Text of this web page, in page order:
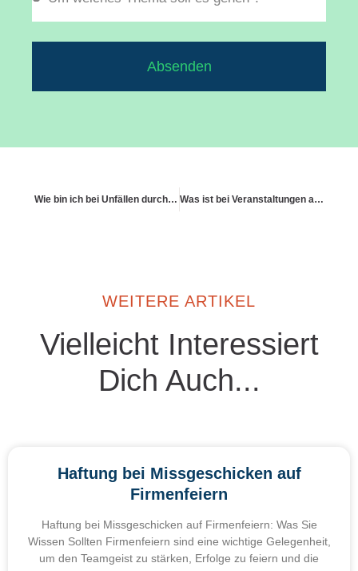
Absenden
Wie bin ich bei Unfällen durch ausgeliehene E-Roller abgesichert? Was ist bei Veranstaltungen auf Privatgrundstücken zu beachten?
WEITERE ARTIKEL
Vielleicht Interessiert
Dich Auch...
Haftung bei Missgeschicken auf
Firmenfeiern
Haftung bei Missgeschicken auf Firmenfeiern: Was Sie
Wissen Sollten Firmenfeiern sind eine wichtige Gelegenheit,
um den Teamgeist zu stärken, Erfolge zu feiern und die